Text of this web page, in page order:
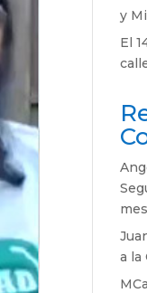
y
El
a la